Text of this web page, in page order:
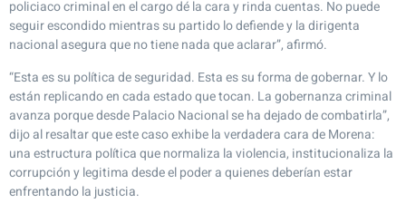
policiaco criminal en el cargo dé la cara y rinda cuentas. No puede
seguir escondido mientras su partido lo defiende y la dirigenta
nacional asegura que no tiene nada que aclarar”, afirmó.
“Esta es su política de seguridad. Esta es su forma de gobernar. Y lo
están replicando en cada estado que tocan. La gobernanza criminal
avanza porque desde Palacio Nacional se ha dejado de combatirla”,
dijo al resaltar que este caso exhibe la verdadera cara de Morena:
una estructura política que normaliza la violencia, institucionaliza la
corrupción y legitima desde el poder a quienes deberían estar
enfrentando la justicia.